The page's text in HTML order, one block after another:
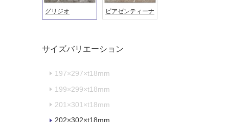
グリジオ ピアゼンティーナ
サイズバリエーション
197×297×t18mm
199×299×t18mm
201×301×t18mm
202×302×t18mm
に
て
る
適
し